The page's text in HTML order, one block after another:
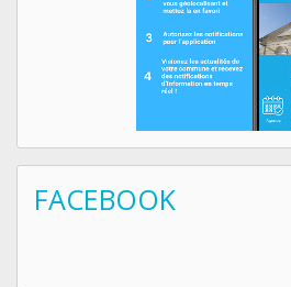
FACEBOOK